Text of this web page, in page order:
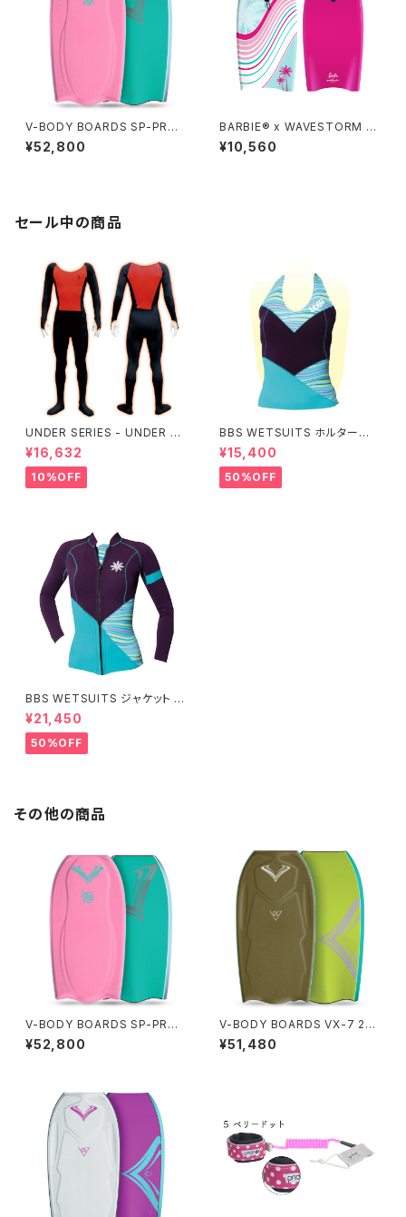
V-BODY BOARDS SP-PRO I
X 2026モデル - サクラピンク
¥52,800
BARBIE® x WAVESTORM 3
6in Bodyboard
¥10,560
セール中の商品
UNDER SERIES - UNDER pe
rformance ALL+即暖
¥16,632
10%OFF
BBS WETSUITS ホルターネッ
クベスト 2mm【アウトレット】
¥15,400
50%OFF
BBS WETSUITS ジャケット 2
mm【アウトレット】
¥21,450
50%OFF
その他の商品
V-BODY BOARDS SP-PRO I
X 2026モデル - サクラピンク
¥52,800
V-BODY BOARDS VX-7 202
6モデル - ミリタリーグリーン
¥51,480